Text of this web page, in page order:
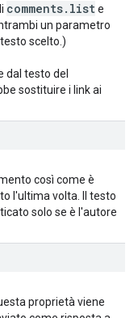
comments. liste
un parametro
scelto.)
testo del
sostituire i link ai
così come è
l'ultima volta. Il testo
solo se è l'autore
proprietà viene